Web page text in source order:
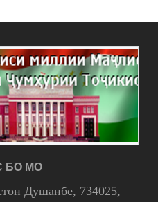
БО МО
Душанбе, 734025,